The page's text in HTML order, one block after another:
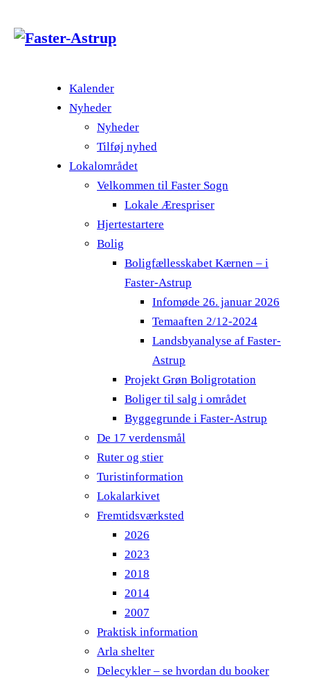
Kalender
Nyheder
Nyheder
Tilføj nyhed
Lokalområdet
Velkommen til Faster Sogn
Lokale Ærespriser
Hjertestartere
Bolig
Boligfællesskabet Kærnen – i
Faster-Astrup
Infomøde 26. januar 2026
Temaaften 2/12-2024
Landsbyanalyse af Faster-
Astrup
Projekt Grøn Boligrotation
Boliger til salg i området
Byggegrunde i Faster-Astrup
De 17 verdensmål
Ruter og stier
Turistinformation
Lokalarkivet
Fremtidsværksted
2026
2023
2018
2014
2007
Praktisk information
Arla shelter
Delecykler – se hvordan du booker